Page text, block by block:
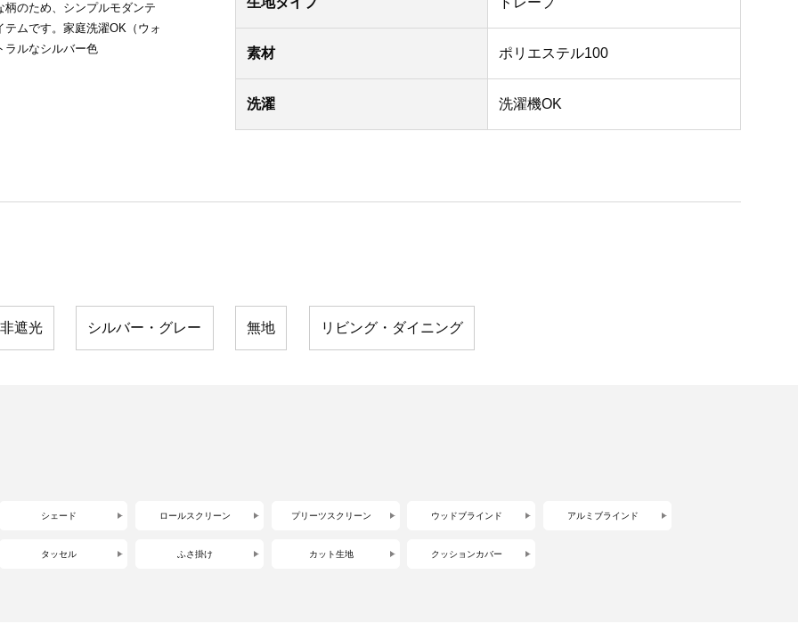
のため、シンプルモダンテ
ムです。家庭洗濯OK（ウォ
ラルなシルバー色
素材 ポリエステル100
洗濯 洗濯機OK
非遮光 シルバー・グレー 無地 リビング・ダイニング
シェード ロールスクリーン プリーツスクリーン ウッドブラインド アルミブラインド
タッセル ふさ掛け カット生地 クッションカバー